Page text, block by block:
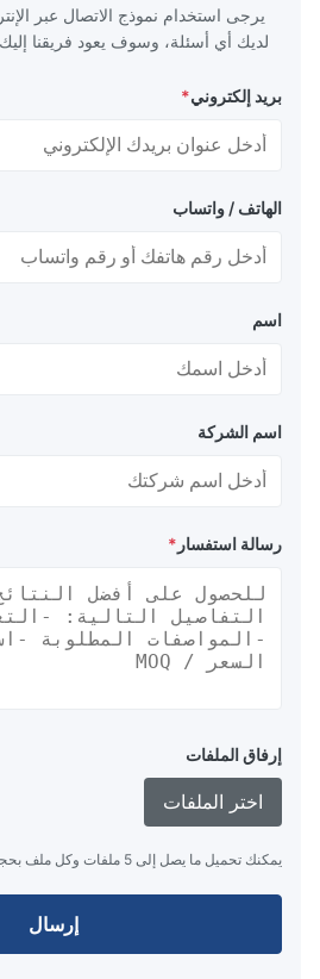
يرجى استخدام نموذج الاتصال عبر
لديك أي أسئلة، وسوف يعود فريقنا إليك
بريد إلكتروني*
الهاتف / واتساب
اسم الشركة
رسالة استفسار*
إرفاق الملفات
اختر الملفات
يمكنك تحميل ما يصل إلى 5 ملفات وكل ملف بحجم 10M أقصى.
إرسال